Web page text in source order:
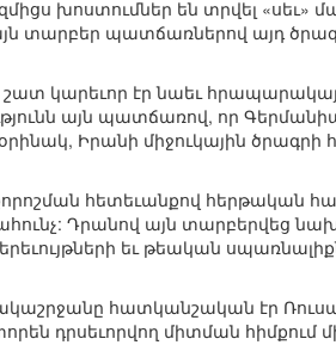
խոստումներ են տրվել
տարբեր պատճառներով այդ
կարեւոր էր նաեւ
այն պատճառով, որ
Իրանի միջուկային
հետեւանքով հերթական
Դրանով այն տարբերվեց
եւ թեական
հատկանշական էր
դրսեւորվող միտման հիմքում